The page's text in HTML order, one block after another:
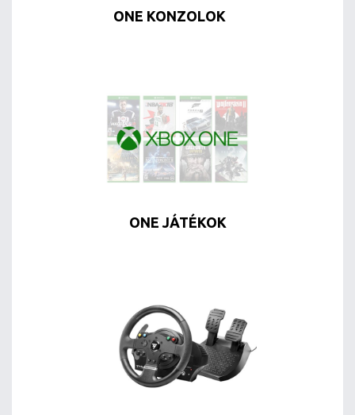
ONE KONZOLOK
ONE JÁTÉKOK